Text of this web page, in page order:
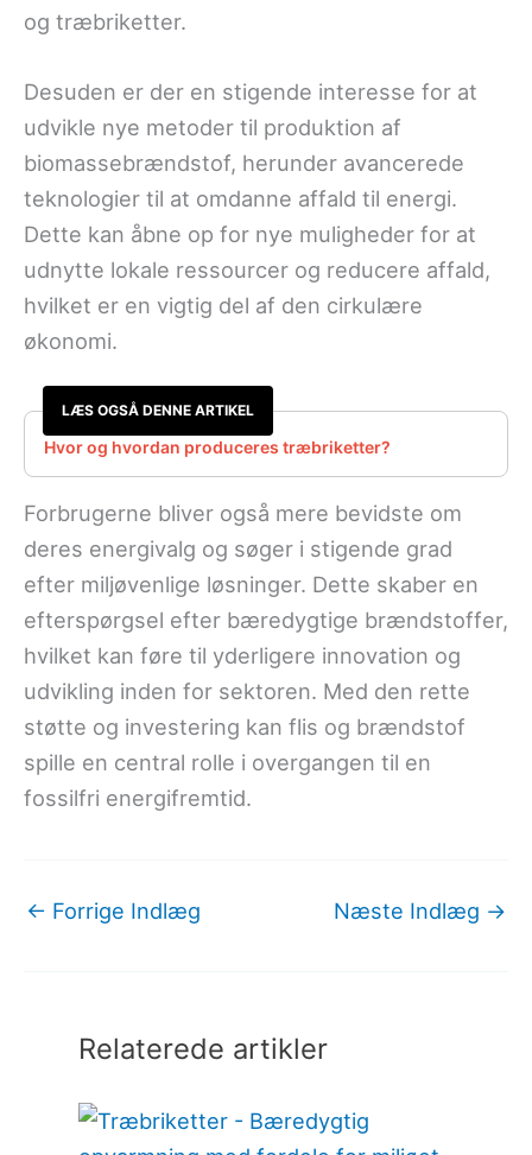
og træbriketter.
Desuden er der en stigende interesse for at
udvikle nye metoder til produktion af
biomassebrændstof, herunder avancerede
teknologier til at omdanne affald til energi.
Dette kan åbne op for nye muligheder for at
udnytte lokale ressourcer og reducere affald,
hvilket er en vigtig del af den cirkulære
økonomi.
LÆS OGSÅ DENNE ARTIKEL
Hvor og hvordan produceres træbriketter?
Forbrugerne bliver også mere bevidste om
deres energivalg og søger i stigende grad
efter miljøvenlige løsninger. Dette skaber en
efterspørgsel efter bæredygtige brændstoffer,
hvilket kan føre til yderligere innovation og
udvikling inden for sektoren. Med den rette
støtte og investering kan flis og brændstof
spille en central rolle i overgangen til en
fossilfri energifremtid.
← Forrige Indlæg Næste Indlæg →
Relaterede artikler